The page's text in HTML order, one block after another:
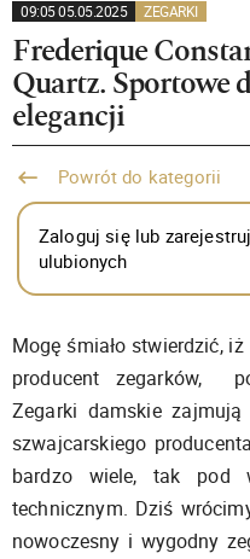
09:05 05.05.2025 ZEGARKI
Frederique
Quartz. Sportowe
elegancji
Powrót do kategorii
Zaloguj się lub
ulubionych
Mogę śmiało stwierdzić,
producent zegarków,
Zegarki damskie
szwajcarskiego
bardzo wiele, tak pod
technicznym. Dziś
nowoczesny i wygodny